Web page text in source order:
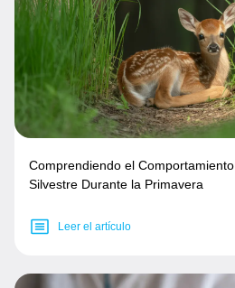
Comprendiendo el
Silvestre Durante la Primavera
Leer el artículo